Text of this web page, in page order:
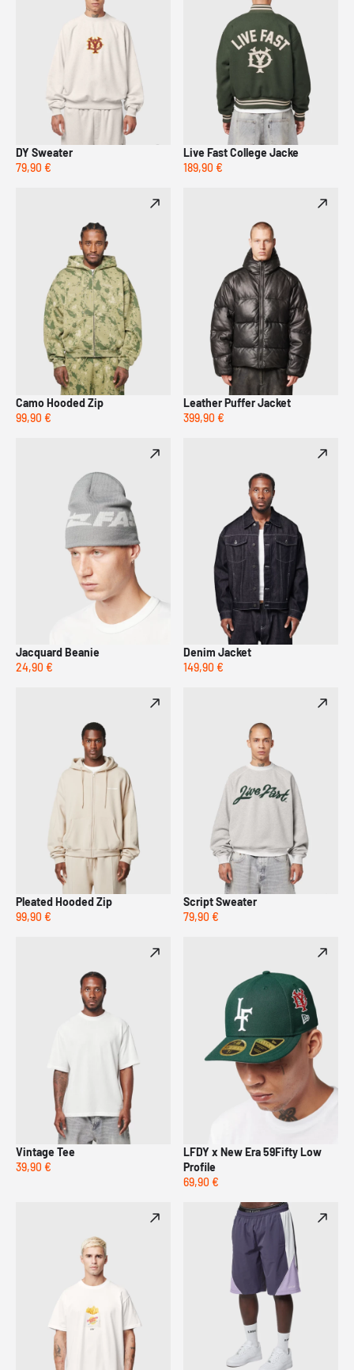
DY Sweater
79,90 €
Live Fast College Jacke
189,90 €
Camo Hooded Zip
99,90 €
Leather Puffer Jacket
399,90 €
Jacquard Beanie
24,90 €
Denim Jacket
149,90 €
Pleated Hooded Zip
99,90 €
Script Sweater
79,90 €
Vintage Tee
39,90 €
LFDY x New Era 59Fifty Low
Profile
69,90 €